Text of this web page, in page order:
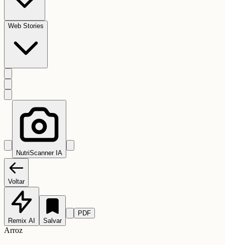
Web Stories
NutriScanner IA
Voltar
Remix AI Salvar
PDF
Arroz